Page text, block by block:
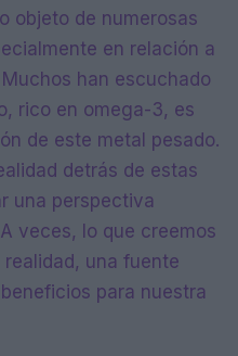
objeto de numerosas
en relación a
han escuchado
rico en omega-3, es
de este metal pesado.
detrás de estas
una perspectiva
veces, lo que creemos
una fuente
para nuestra